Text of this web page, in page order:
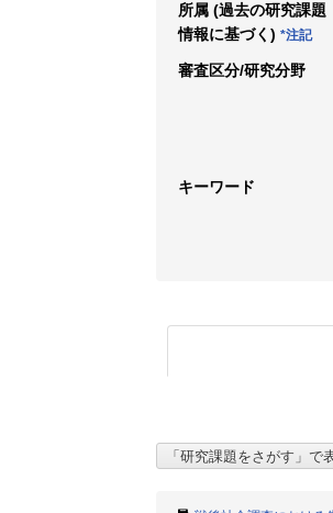
所属 (過去の研究課題
情報に基づく) *注記
審査区分/研究分野
キーワード